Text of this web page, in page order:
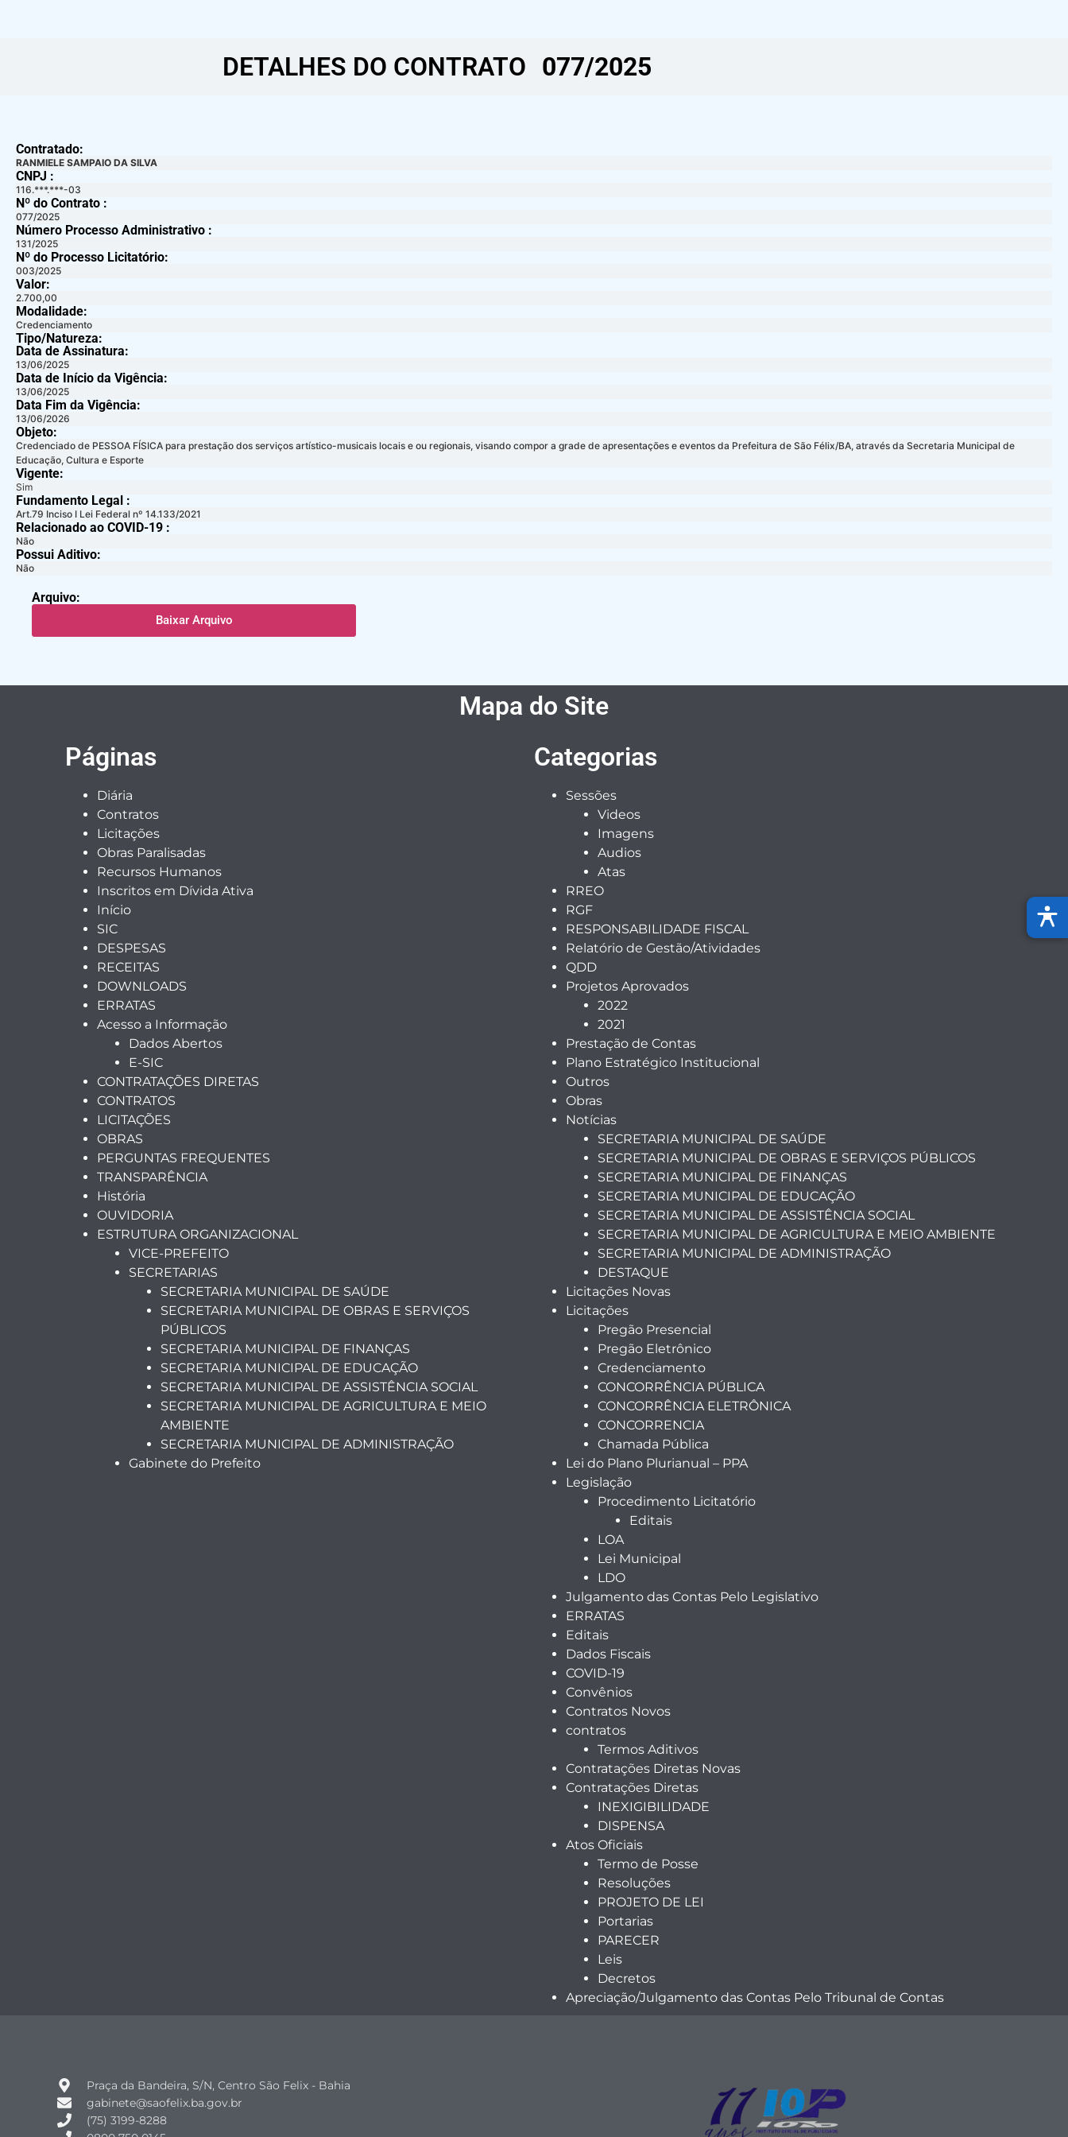
DETALHES DO CONTRATO​ 077/2025
Contratado:
RANMIELE SAMPAIO DA SILVA
CNPJ :
116.***.***-03
Nº do Contrato :
077/2025
Número Processo Administrativo :
131/2025
Nº do Processo Licitatório:
003/2025
Valor:
2.700,00
Modalidade:
Credenciamento
Tipo/Natureza:
Data de Assinatura:
13/06/2025
Data de Início da Vigência:
13/06/2025
Data Fim da Vigência:
13/06/2026
Objeto:
Credenciado de PESSOA FÍSICA para prestação dos serviços artístico-musicais locais e ou regionais, visando compor a grade de apresentações e eventos da Prefeitura de São Félix/BA, através da Secretaria Municipal de
Educação, Cultura e Esporte
Vigente:
Sim
Fundamento Legal :​
Art.79 Inciso I Lei Federal nº 14.133/2021
Relacionado ao COVID-19 :​
Não
Possui Aditivo:​
Não
Arquivo:
Baixar Arquivo
Mapa do Site
Páginas
Diária
Contratos
Licitações
Obras Paralisadas
Recursos Humanos
Inscritos em Dívida Ativa
Início
SIC
DESPESAS
RECEITAS
DOWNLOADS
ERRATAS
Acesso a Informação
Dados Abertos
E-SIC
CONTRATAÇÕES DIRETAS
CONTRATOS
LICITAÇÕES
OBRAS
PERGUNTAS FREQUENTES
TRANSPARÊNCIA
História
OUVIDORIA
ESTRUTURA ORGANIZACIONAL
VICE-PREFEITO
SECRETARIAS
SECRETARIA MUNICIPAL DE SAÚDE
SECRETARIA MUNICIPAL DE OBRAS E SERVIÇOS
PÚBLICOS
SECRETARIA MUNICIPAL DE FINANÇAS
SECRETARIA MUNICIPAL DE EDUCAÇÃO
SECRETARIA MUNICIPAL DE ASSISTÊNCIA SOCIAL
SECRETARIA MUNICIPAL DE AGRICULTURA E MEIO
AMBIENTE
SECRETARIA MUNICIPAL DE ADMINISTRAÇÃO
Gabinete do Prefeito
Categorias
Sessões
Videos
Imagens
Audios
Atas
RREO
RGF
RESPONSABILIDADE FISCAL
Relatório de Gestão/Atividades
QDD
Projetos Aprovados
2022
2021
Prestação de Contas
Plano Estratégico Institucional
Outros
Obras
Notícias
SECRETARIA MUNICIPAL DE SAÚDE
SECRETARIA MUNICIPAL DE OBRAS E SERVIÇOS PÚBLICOS
SECRETARIA MUNICIPAL DE FINANÇAS
SECRETARIA MUNICIPAL DE EDUCAÇÃO
SECRETARIA MUNICIPAL DE ASSISTÊNCIA SOCIAL
SECRETARIA MUNICIPAL DE AGRICULTURA E MEIO AMBIENTE
SECRETARIA MUNICIPAL DE ADMINISTRAÇÃO
DESTAQUE
Licitações Novas
Licitações
Pregão Presencial
Pregão Eletrônico
Credenciamento
CONCORRÊNCIA PÚBLICA
CONCORRÊNCIA ELETRÔNICA
CONCORRENCIA
Chamada Pública
Lei do Plano Plurianual – PPA
Legislação
Procedimento Licitatório
Editais
LOA
Lei Municipal
LDO
Julgamento das Contas Pelo Legislativo
ERRATAS
Editais
Dados Fiscais
COVID-19
Convênios
Contratos Novos
contratos
Termos Aditivos
Contratações Diretas Novas
Contratações Diretas
INEXIGIBILIDADE
DISPENSA
Atos Oficiais
Termo de Posse
Resoluções
PROJETO DE LEI
Portarias
PARECER
Leis
Decretos
Apreciação/Julgamento das Contas Pelo Tribunal de Contas
Praça da Bandeira, S/N, Centro São Felix - Bahia
gabinete@saofelix.ba.gov.br
(75) 3199-8288